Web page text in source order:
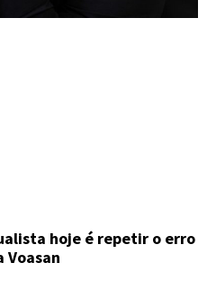
hoje é repetir o erro
Voasan